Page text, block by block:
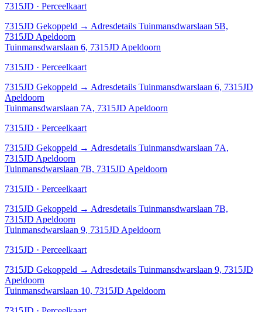
7315JD · Perceelkaart
7315JD Gekoppeld → Adresdetails Tuinmansdwarslaan 5B,
7315JD Apeldoorn
Tuinmansdwarslaan 6, 7315JD Apeldoorn
7315JD · Perceelkaart
7315JD Gekoppeld → Adresdetails Tuinmansdwarslaan 6, 7315JD
Apeldoorn
Tuinmansdwarslaan 7A, 7315JD Apeldoorn
7315JD · Perceelkaart
7315JD Gekoppeld → Adresdetails Tuinmansdwarslaan 7A,
7315JD Apeldoorn
Tuinmansdwarslaan 7B, 7315JD Apeldoorn
7315JD · Perceelkaart
7315JD Gekoppeld → Adresdetails Tuinmansdwarslaan 7B,
7315JD Apeldoorn
Tuinmansdwarslaan 9, 7315JD Apeldoorn
7315JD · Perceelkaart
7315JD Gekoppeld → Adresdetails Tuinmansdwarslaan 9, 7315JD
Apeldoorn
Tuinmansdwarslaan 10, 7315JD Apeldoorn